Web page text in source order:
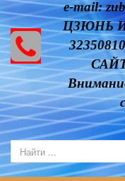
e-mail:
ЦЗЮНЬ